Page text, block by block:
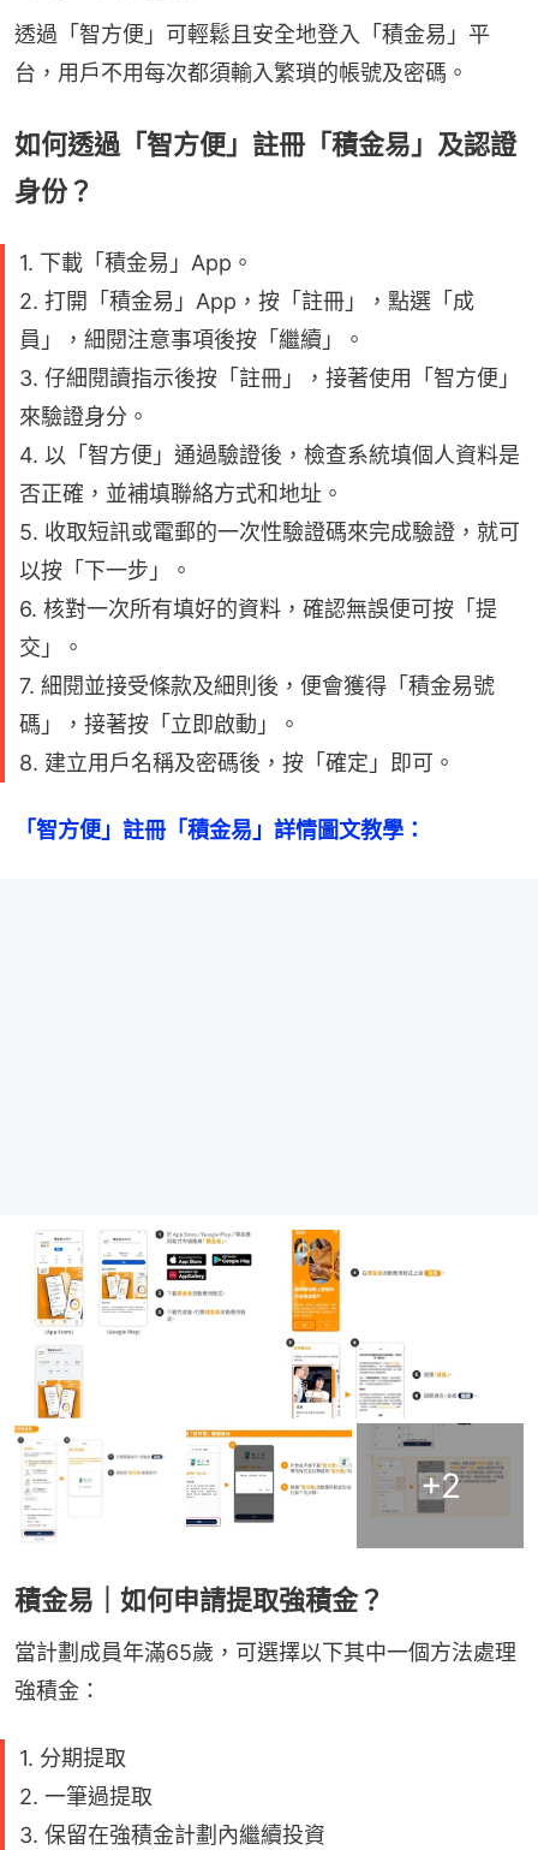
透過「智方便」可輕鬆且安全地登入「積金易」平
台，用戶不用每次都須輸入繁瑣的帳號及密碼。
如何透過「智方便」註冊「積金易」及認證
身份？
1. 下載「積金易」App。
2. 打開「積金易」App，按「註冊」，點選「成
員」，細閱注意事項後按「繼續」。
3. 仔細閱讀指示後按「註冊」，接著使用「智方便」
來驗證身分。
4. 以「智方便」通過驗證後，檢查系統填個人資料是
否正確，並補填聯絡方式和地址。
5. 收取短訊或電郵的一次性驗證碼來完成驗證，就可
以按「下一步」。
6. 核對一次所有填好的資料，確認無誤便可按「提
交」。
7. 細閱並接受條款及細則後，便會獲得「積金易號
碼」，接著按「立即啟動」。
8. 建立用戶名稱及密碼後，按「確定」即可。
「智方便」註冊「積金易」詳情圖文教學：
+2
積金易｜如何申請提取強積金？
當計劃成員年滿65歲，可選擇以下其中一個方法處理
強積金：
1. 分期提取
2. 一筆過提取
3. 保留在強積金計劃內繼續投資